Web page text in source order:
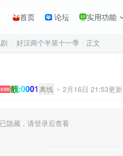
首页 论坛 实用功能
好汉两个半第十一季 正文
靓:0001 离线 2月16日 21:53更新
隐藏，请登录后查看